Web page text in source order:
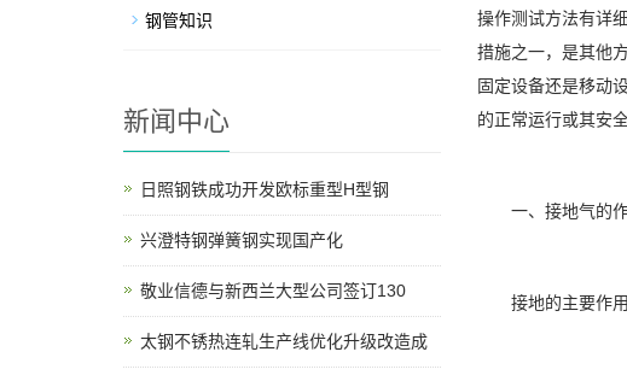
操作测试方法有详
措施之一，是其他
固定设备还是移动
的正常运行或其安全
一、接地气的
接地的主要作用
钢管知识
新闻中心
日照钢铁成功开发欧标重型H型钢
兴澄特钢弹簧钢实现国产化
敬业信德与新西兰大型公司签订130
太钢不锈热连轧生产线优化升级改造成